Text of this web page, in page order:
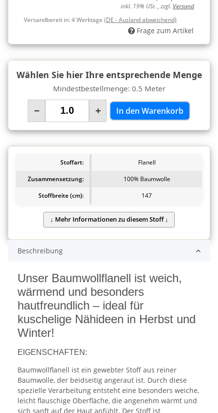
inkl. 19% USt. , zzgl. Versand
Versandbereit in:4 Werktage (DE - Ausland abweichend)
Frage zum Artikel
Wählen Sie hier Ihre entsprechende Menge
Mindestbestellmenge: 0.5 Meter
− + In den Warenkorb
Stoffart:
Flanell
Zusammensetzung:
100% Baumwolle
Stoffbreite (cm):
147
Beschreibung
Unser Baumwollflanell ist weich,
wärmend und besonders
hautfreundlich – ideal für
kuschelige Nähideen in Herbst und
Winter!
EIGENSCHAFTEN:
Baumwollflanell ist ein gewebter Stoff aus reiner
Baumwolle, der beidseitig angeraut ist. Durch diese
spezielle Verarbeitung entsteht eine besonders weiche,
leicht flauschige Oberfläche, die angenehm wärmt und
sich sanft auf der Haut anfühlt. Der Stoff ist